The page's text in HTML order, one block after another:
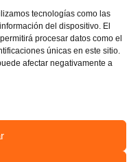
tecnologías como las
del dispositivo. El
procesar datos como el
únicas en este sitio.
afectar negativamente a
70, 46970 Alaquàs,
621 20 94 84